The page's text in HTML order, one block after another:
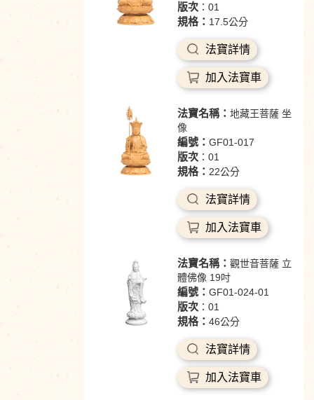
版次：01
規格： 17.5公分
法寶詳情
加入法寶車
法寶名稱： 地藏王菩薩 坐
像
編號： GF01-017
版次：01
規格： 22公分
法寶詳情
加入法寶車
法寶名稱： 觀世音菩薩 立
體佛像 19吋
編號： GF01-024-01
版次：01
規格： 46公分
法寶詳情
加入法寶車